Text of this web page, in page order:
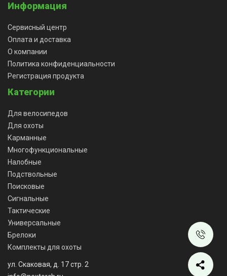
Информация
Сервисный центр
Оплата и доставка
О компании
Политика конфиденциальности
Регистрация продукта
Категории
Для велосипедов
Для охоты
Карманные
Многофункциональные
Налобные
Подствольные
Поисковые
Сигнальные
Тактические
Универсальные
Брелоки
Комплекты для охоты
ул. Скаковая, д. 17 стр. 2